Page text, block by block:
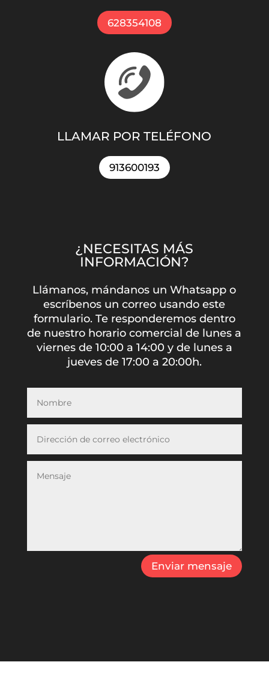
628354108
LLAMAR POR TELÉFONO
913600193
¿NECESITAS MÁS
INFORMACIÓN?
Llámanos, mándanos un Whatsapp o
escríbenos un correo usando este
formulario. Te responderemos dentro
de nuestro horario comercial de lunes a
viernes de 10:00 a 14:00 y de lunes a
jueves de 17:00 a 20:00h.
Enviar mensaje